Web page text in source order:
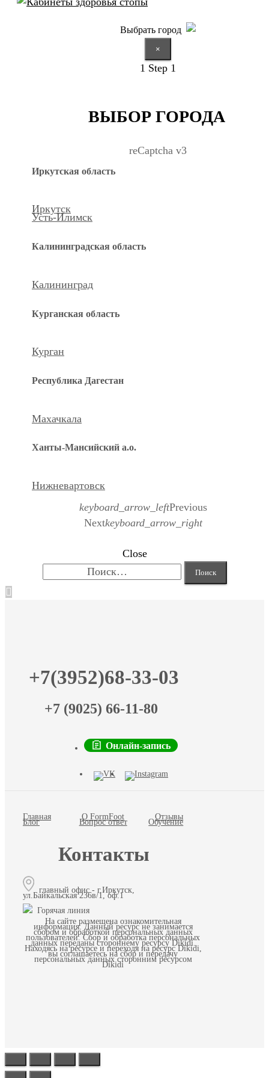
Выбрать город
×
1 Step 1
ВЫБОР ГОРОДА
reCaptcha v3
Иркутская область
Иркутск
Усть-Илимск
Калининградская область
Калининград
Курганская область
Курган
Республика Дагестан
Махачкала
Ханты-Мансийский а.о.
Нижневартовск
keyboard_arrow_leftPrevious
Nextkeyboard_arrow_right
Close
+7(3952)68-33-03
+7 (9025) 66-11-80
Онлайн-запись
Главная О FormFoot Отзывы
Блог Вопрос ответ Обучение
Контакты
главный офис - г.Иркутск,
ул.Байкальская 236в/1, оф.1
Горячая линия
На сайте размещена ознакомительная
информация. Данный ресурс не занимается
сбором и обработкой персональных данных
пользователей. Сбор и обработка персональных
данных переданы стороннему ресурсу Dikidi.
Находясь на ресурсе и переходя на ресурс Dikidi,
вы соглашаетесь на сбор и передачу
персональных данных сторонним ресурсом
Dikidi